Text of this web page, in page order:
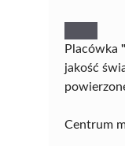
Placówka
jakość
Centrum